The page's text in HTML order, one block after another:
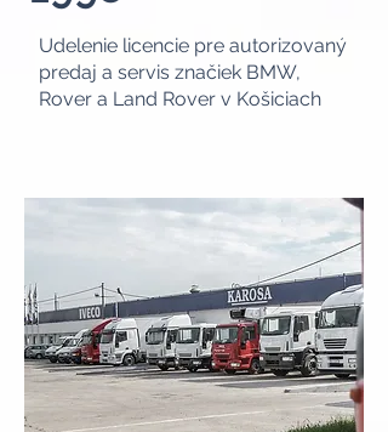
Udelenie licencie pre autorizovaný
predaj a servis značiek BMW,
Rover a Land Rover v Košiciach